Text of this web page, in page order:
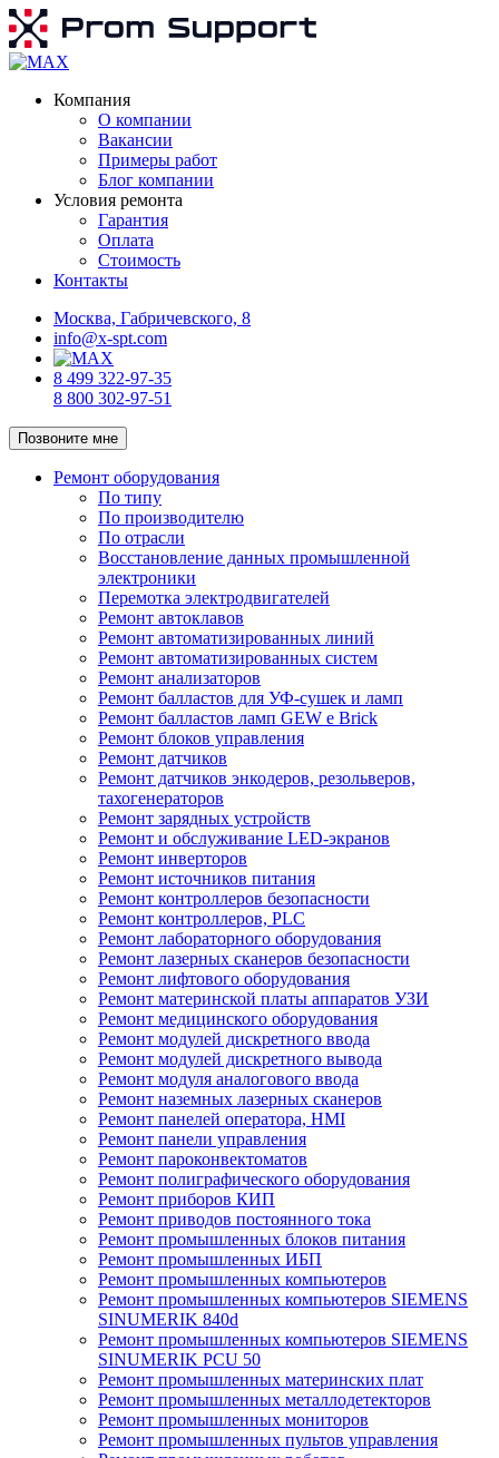
Компания
О компании
Вакансии
Примеры работ
Блог компании
Условия ремонта
Гарантия
Оплата
Стоимость
Контакты
Москва, Габричевского, 8
info@x-spt.com
8 499 322-97-35
8 800 302-97-51
Позвоните мне
Ремонт оборудования
По типу
По производителю
По отрасли
Восстановление данных промышленной
электроники
Перемотка электродвигателей
Ремонт автоклавов
Ремонт автоматизированных линий
Ремонт автоматизированных систем
Ремонт анализаторов
Ремонт балластов для УФ-сушек и ламп
Ремонт балластов ламп GEW e Brick
Ремонт блоков управления
Ремонт датчиков
Ремонт датчиков энкодеров, резольверов,
тахогенераторов
Ремонт зарядных устройств
Ремонт и обслуживание LED-экранов
Ремонт инверторов
Ремонт источников питания
Ремонт контроллеров безопасности
Ремонт контроллеров, PLC
Ремонт лабораторного оборудования
Ремонт лазерных сканеров безопасности
Ремонт лифтового оборудования
Ремонт материнской платы аппаратов УЗИ
Ремонт медицинского оборудования
Ремонт модулей дискретного ввода
Ремонт модулей дискретного вывода
Ремонт модуля аналогового ввода
Ремонт наземных лазерных сканеров
Ремонт панелей оператора, HMI
Ремонт панели управления
Ремонт пароконвектоматов
Ремонт полиграфического оборудования
Ремонт приборов КИП
Ремонт приводов постоянного тока
Ремонт промышленных блоков питания
Ремонт промышленных ИБП
Ремонт промышленных компьютеров
Ремонт промышленных компьютеров SIEMENS
SINUMERIK 840d
Ремонт промышленных компьютеров SIEMENS
SINUMERIK PCU 50
Ремонт промышленных материнских плат
Ремонт промышленных металлодетекторов
Ремонт промышленных мониторов
Ремонт промышленных пультов управления